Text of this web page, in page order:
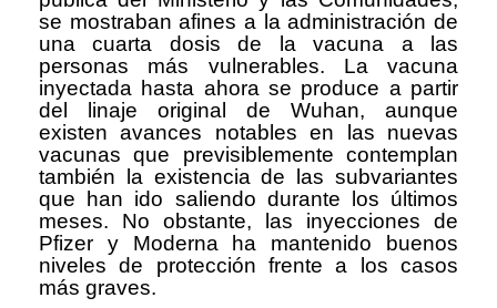
se mostraban afines a la administración de
una cuarta dosis de la vacuna a las
personas más vulnerables. La vacuna
inyectada hasta ahora se produce a partir
del linaje original de Wuhan, aunque
existen avances notables en las nuevas
vacunas que previsiblemente contemplan
también la existencia de las subvariantes
que han ido saliendo durante los últimos
meses. No obstante, las inyecciones de
Pfizer y Moderna ha mantenido buenos
niveles de protección frente a los casos
más graves.